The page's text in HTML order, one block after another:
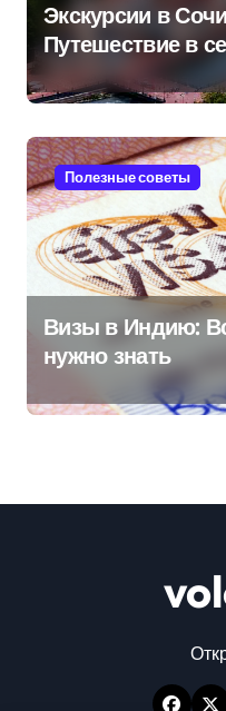
Экскурсии в
Путешествие в
Черноморского
Полезные советы
Визы в Индию:
нужно знать